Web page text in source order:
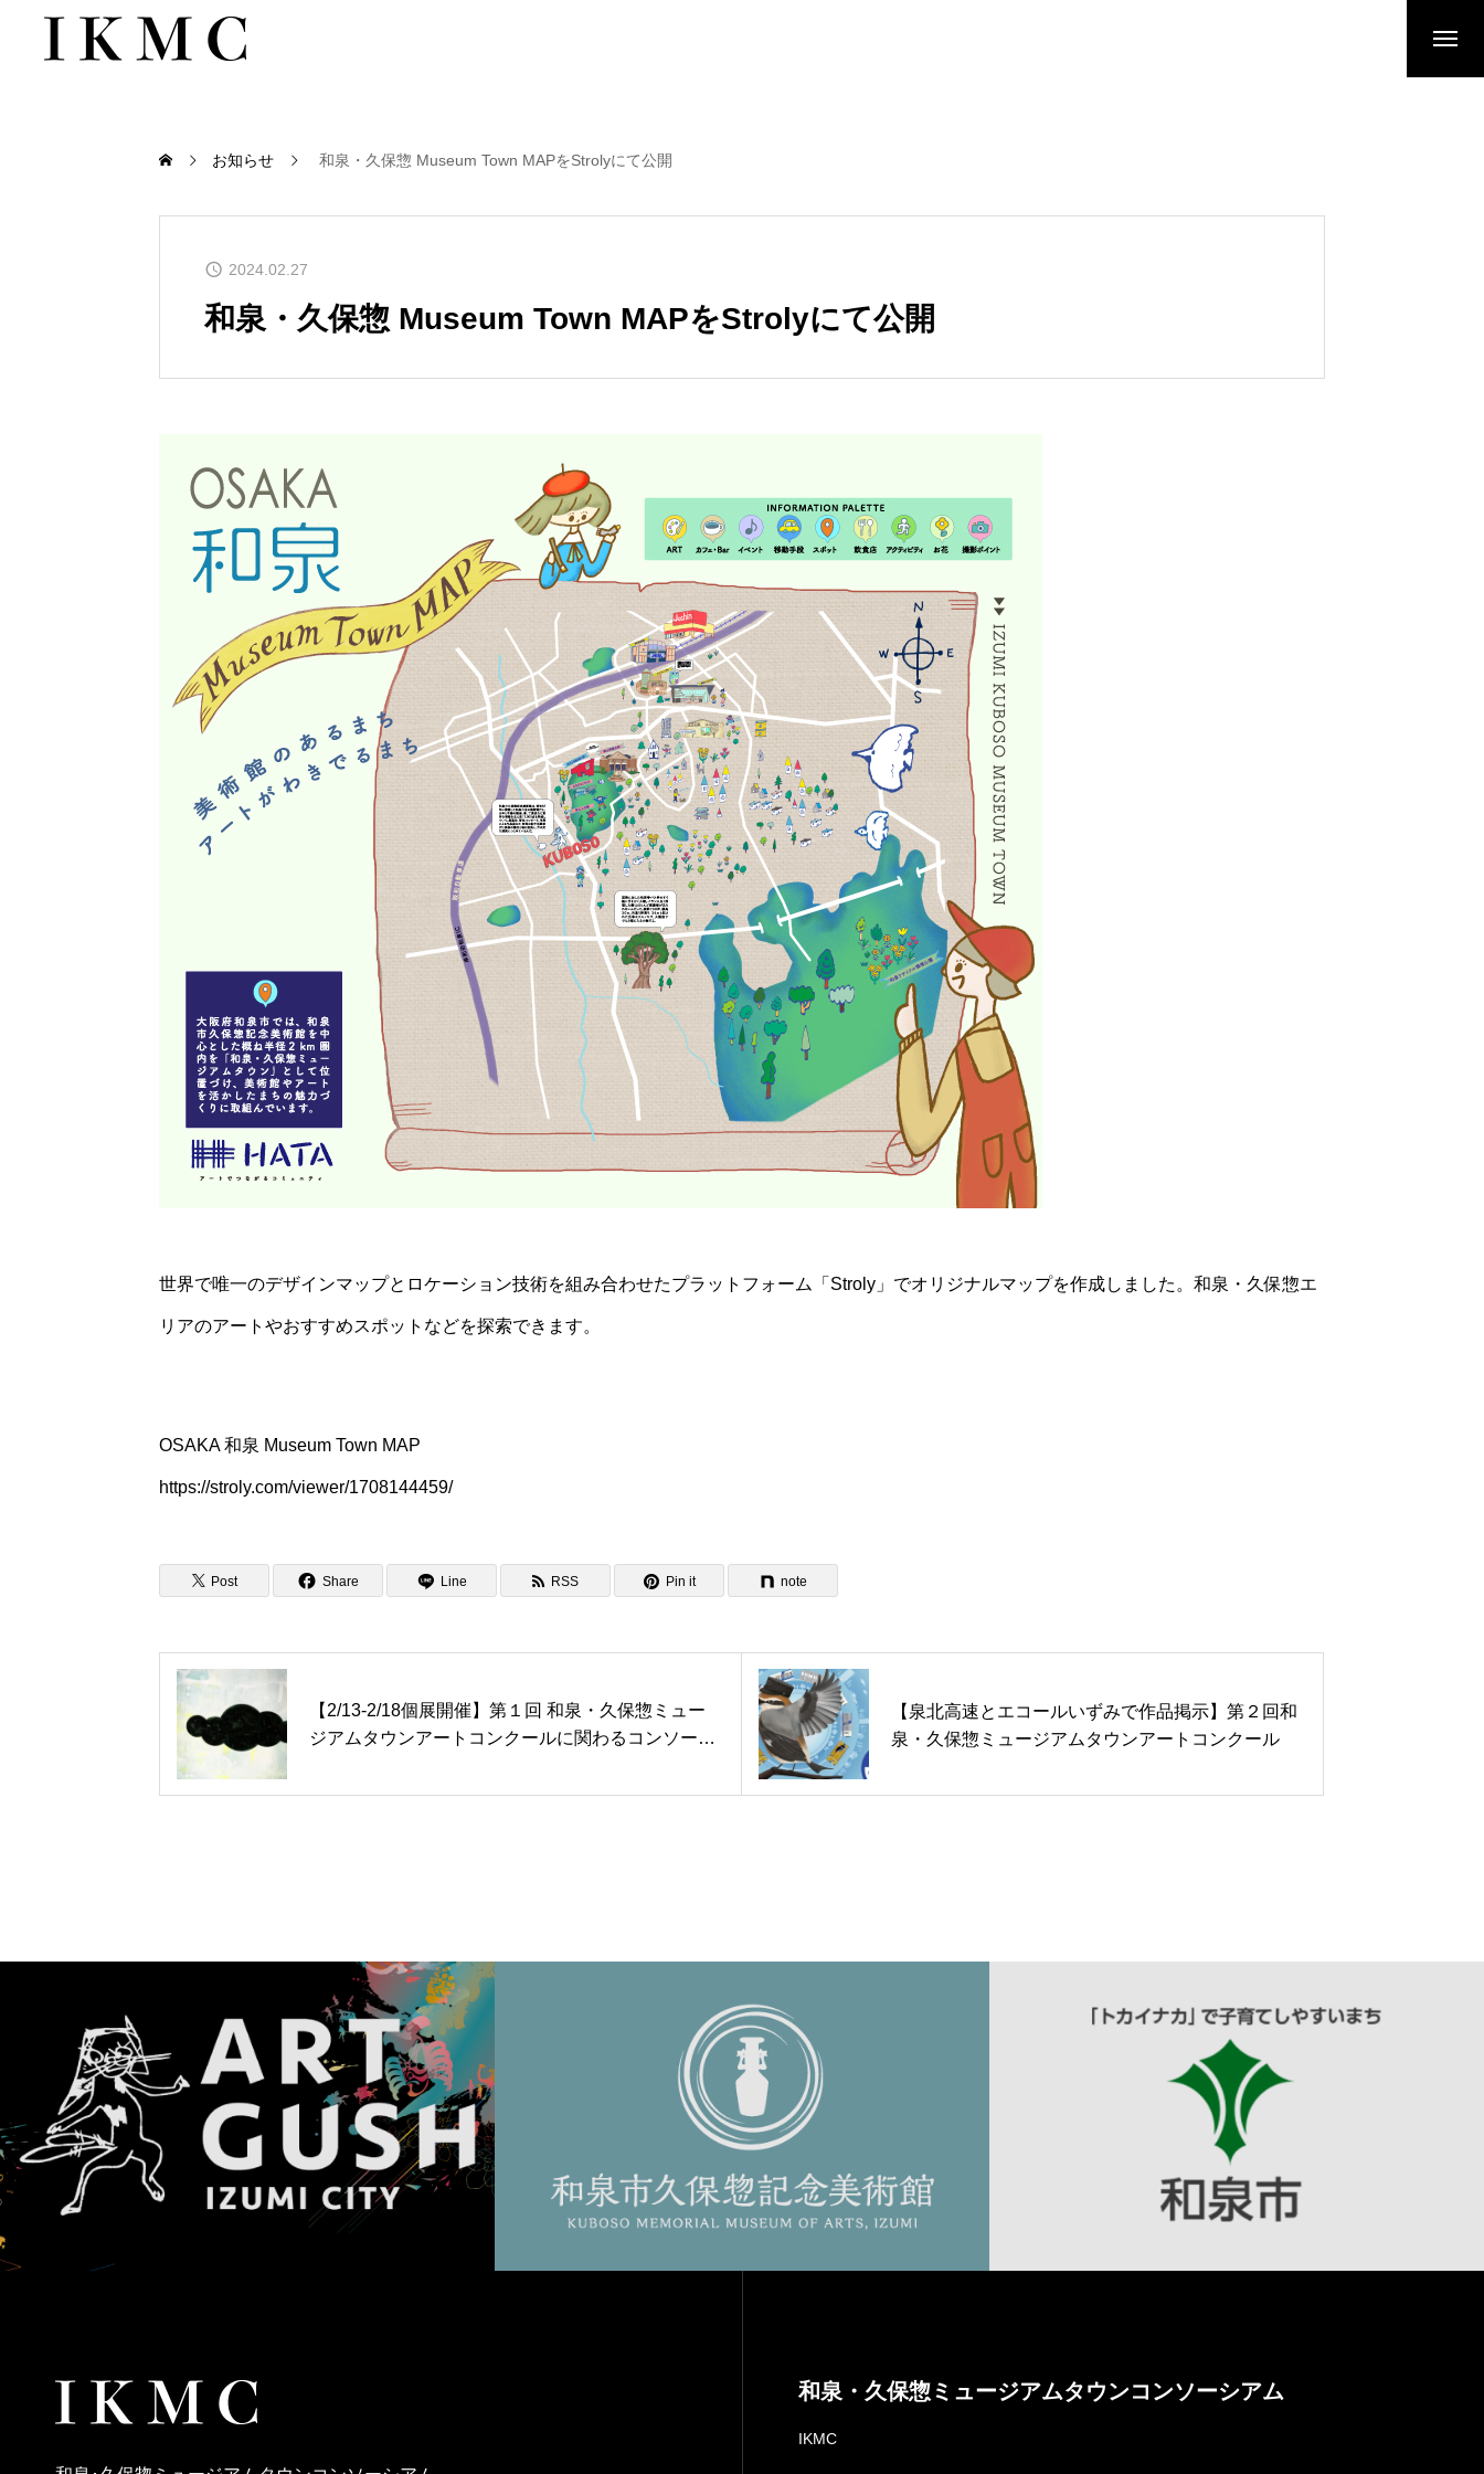
お問い合わせ
お知らせ 和泉・久保惣 Museum Town MAPをStrolyにて公開
2024.02.27
和泉・久保惣 Museum Town MAPをStrolyにて公開
世界で唯一のデザインマップとロケーション技術を組み合わせたプラットフォーム「Stroly」でオリジナルマップを作成しました。和泉・久保惣エ
リアのアートやおすすめスポットなどを探索できます。
OSAKA 和泉 Museum Town MAP
https://stroly.com/viewer/1708144459/
Post Share Line RSS Pin it note
【2/13-2/18個展開催】第１回 和泉・久保惣ミュー
ジアムタウンアートコンクールに関わるコンソーシ
【泉北高速とエコールいずみで作品掲示】第２回和
泉・久保惣ミュージアムタウンアートコンクール
和泉・久保惣ミュージアムタウンコンソーシアム
IKMC